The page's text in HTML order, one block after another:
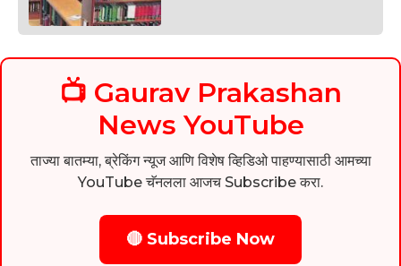
📺 Gaurav Prakashan
News YouTube
ताज्या बातम्या, ब्रेकिंग न्यूज आणि विशेष व्हिडिओ पाहण्यासाठी आमच्या
YouTube चॅनलला आजच Subscribe करा.
🔴 Subscribe Now